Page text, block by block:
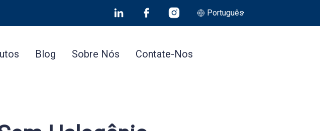
Português
Blog Sobre Nós Contate-Nos